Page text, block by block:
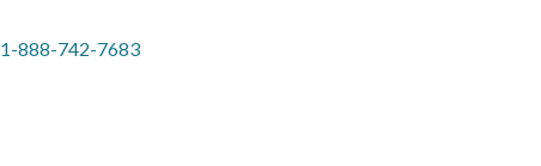
1-888-742-7683